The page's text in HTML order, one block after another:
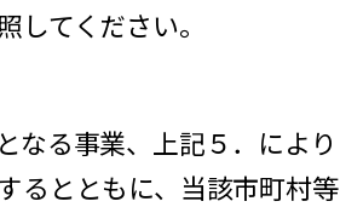
してください。
なる事業、上記５．により
るとともに、当該市町村等